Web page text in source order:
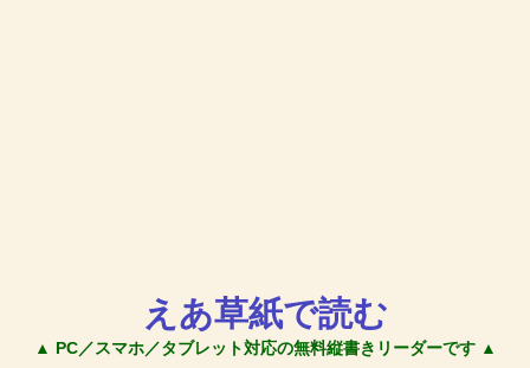
えあ草紙で読む
▲ PC／スマホ／タブレット対応の無料縦書きリーダーです ▲